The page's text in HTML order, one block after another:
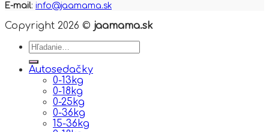
E-mail: info@jaamama.sk
Copyright 2026 © jaamama.sk
Hľadať:
Autosedačky
0-13kg
0-18kg
0-25kg
0-36kg
15-36kg